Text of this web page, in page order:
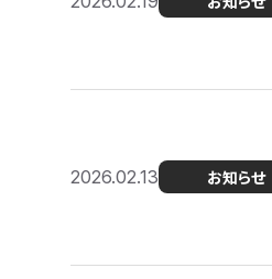
2026.02.13 お知らせ